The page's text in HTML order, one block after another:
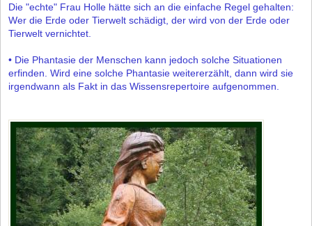
Die "echte" Frau Holle hätte sich an die einfache Regel gehalten:
Wer die Erde oder Tierwelt schädigt, der wird von der Erde oder
Tierwelt vernichtet.
• Die Phantasie der Menschen kann jedoch solche Situationen
erfinden. Wird eine solche Phantasie weitererzählt, dann wird sie
irgendwann als Fakt in das Wissensrepertoire aufgenommen.